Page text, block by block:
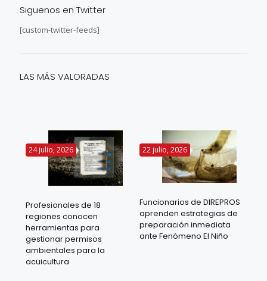
Siguenos en Twitter
[custom-twitter-feeds]
LAS MÁS VALORADAS
24 julio, 2026
Profesionales de 18
regiones conocen
herramientas para
gestionar permisos
ambientales para la
acuicultura
22 julio, 2026
Funcionarios de DIREPROS
aprenden estrategias de
preparación inmediata
ante Fenómeno El Niño